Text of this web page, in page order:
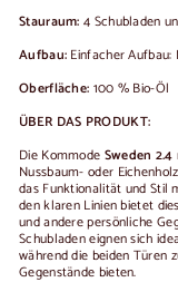
Stauraum: 4 Schubladen
Aufbau: Einfacher Aufbau:
Oberfläche: 100 % Bio-Öl
ÜBER DAS PRODUKT:
Die Kommode Sweden 2.4
Nussbaum- oder
das Funktionalität und Stil
den klaren Linien bietet
und andere persönliche
Schubladen eignen sich
während die beiden Türen
Gegenstände bieten.